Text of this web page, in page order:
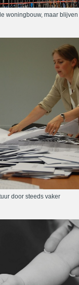
woningbouw, maar blijven
door steeds vaker